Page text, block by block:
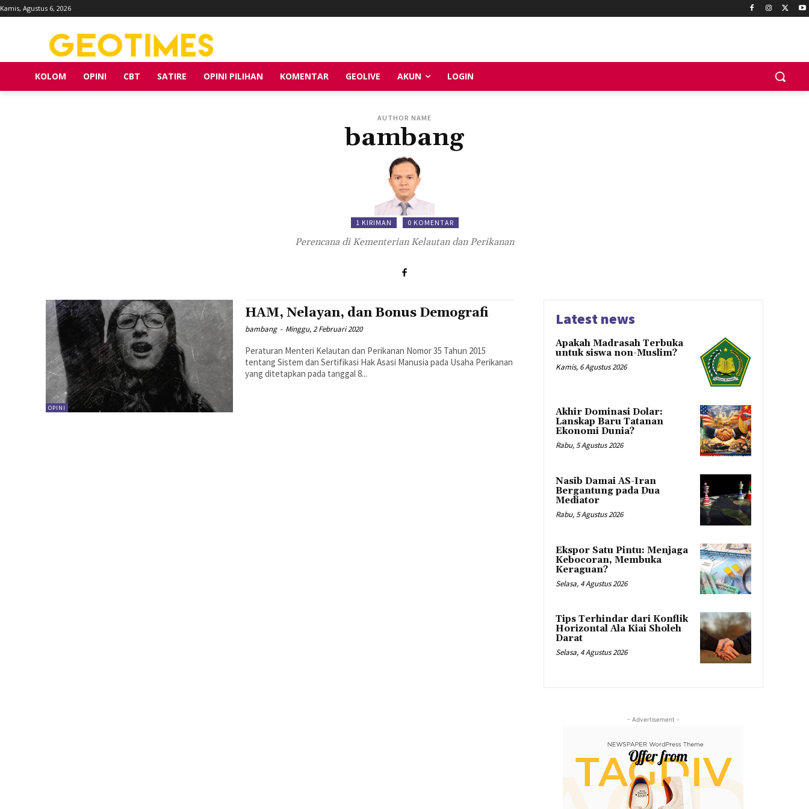
Kamis, Agustus 6, 2026
KOLOM OPINI CBT SATIRE OPINI PILIHAN KOMENTAR GEOLIVE AKUN LOGIN
AUTHOR NAME
bambang
1 KIRIMAN 0 KOMENTAR
Perencana di Kementerian Kelautan dan Perikanan
OPINI
HAM, Nelayan, dan Bonus Demografi
bambang - Minggu, 2 Februari 2020
Peraturan Menteri Kelautan dan Perikanan Nomor 35 Tahun 2015
tentang Sistem dan Sertifikasi Hak Asasi Manusia pada Usaha Perikanan
yang ditetapkan pada tanggal 8...
Latest news
Apakah Madrasah Terbuka
untuk siswa non-Muslim?
Kamis, 6 Agustus 2026
Akhir Dominasi Dolar:
Lanskap Baru Tatanan
Ekonomi Dunia?
Rabu, 5 Agustus 2026
Nasib Damai AS-Iran
Bergantung pada Dua
Mediator
Rabu, 5 Agustus 2026
Ekspor Satu Pintu: Menjaga
Kebocoran, Membuka
Keraguan?
Selasa, 4 Agustus 2026
Tips Terhindar dari Konflik
Horizontal Ala Kiai Sholeh
Darat
Selasa, 4 Agustus 2026
- Advertisement -